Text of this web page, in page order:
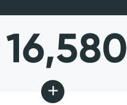
16,580
+